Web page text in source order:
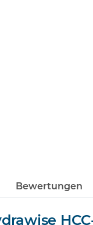
Bewertungen